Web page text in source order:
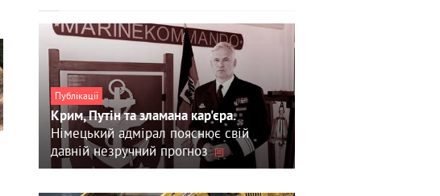
Публікації
Крим, Путін та зламана кар'єра.
Німецький адмірал пояснює свій
давній незручний прогноз